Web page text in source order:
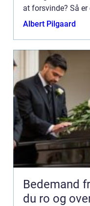
at forsvinde? Så
du har brug for.
Albert Pilgaard
Bedemand
du ro og